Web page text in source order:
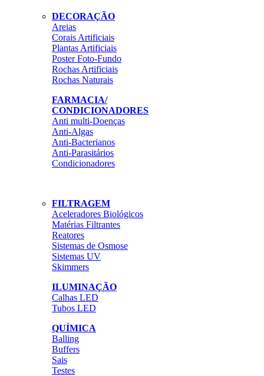
DECORAÇÃO
Areias
Corais Artificiais
Plantas Artificiais
Poster Foto-Fundo
Rochas Artificiais
Rochas Naturais
FARMACIA/
CONDICIONADORES
Anti multi-Doenças
Anti-Algas
Anti-Bacterianos
Anti-Parasitários
Condicionadores
FILTRAGEM
Aceleradores Biológicos
Matérias Filtrantes
Reatores
Sistemas de Osmose
Sistemas UV
Skimmers
ILUMINAÇÃO
Calhas LED
Tubos LED
QUÍMICA
Balling
Buffers
Sais
Testes